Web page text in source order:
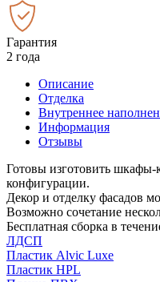
Гарантия
2 года
Описание
Отделка
Внутреннее
Информация
Отзывы
Готовы изготовить шкафы-
конфигурации.
Декор и отделку фасадов
Возможно сочетание
Бесплатная сборка в
ЛДСП
Пластик Alvic Luxe
Пластик HPL